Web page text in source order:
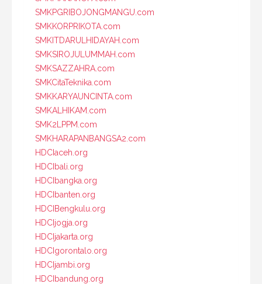
SMKPGRIBOJONGMANGU.com
SMKKORPRIKOTA.com
SMKITDARULHIDAYAH.com
SMKSIROJULUMMAH.com
SMKSAZZAHRA.com
SMKCitaTeknika.com
SMKKARYAUNCINTA.com
SMKALHIKAM.com
SMK2LPPM.com
SMKHARAPANBANGSA2.com
HDCIaceh.org
HDCIbali.org
HDCIbangka.org
HDCIbanten.org
HDCIBengkulu.org
HDCIjogja.org
HDCIjakarta.org
HDCIgorontalo.org
HDCIjambi.org
HDCIbandung.org